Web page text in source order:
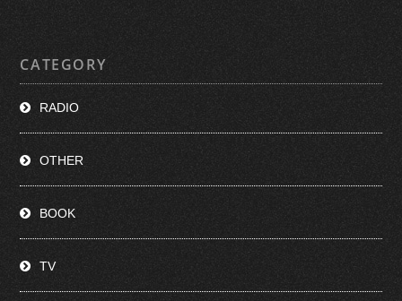
CATEGORY
RADIO
OTHER
BOOK
TV